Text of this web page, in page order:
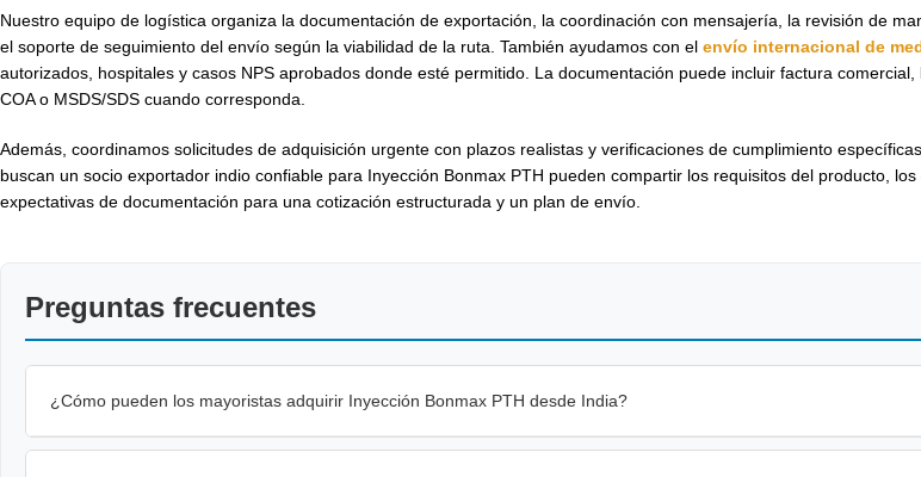
Nuestro equipo de logística organiza la documentación de exportación, la coordinación con mensajería, la revisión de
el soporte de seguimiento del envío según la viabilidad de la ruta. También ayudamos con el envío internacional de
autorizados, hospitales y casos NPS aprobados donde esté permitido. La documentación puede incluir factura
COA o MSDS/SDS cuando corresponda.
Además, coordinamos solicitudes de adquisición urgente con plazos realistas y verificaciones de cumplimiento
buscan un socio exportador indio confiable para Inyección Bonmax PTH pueden compartir los requisitos del producto,
expectativas de documentación para una cotización estructurada y un plan de envío.
Preguntas frecuentes
¿Cómo pueden los mayoristas adquirir Inyección Bonmax PTH desde India?